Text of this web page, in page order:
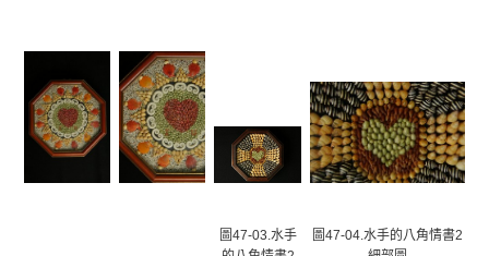
圖47-03.水手
圖47-04.水手的八角情書2